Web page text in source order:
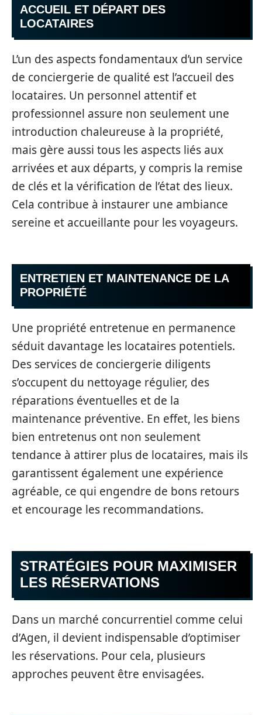
ACCUEIL ET DÉPART DES
LOCATAIRES
L’un des aspects fondamentaux d’un service
de conciergerie de qualité est l’accueil des
locataires. Un personnel attentif et
professionnel assure non seulement une
introduction chaleureuse à la propriété,
mais gère aussi tous les aspects liés aux
arrivées et aux départs, y compris la remise
de clés et la vérification de l’état des lieux.
Cela contribue à instaurer une ambiance
sereine et accueillante pour les voyageurs.
ENTRETIEN ET MAINTENANCE DE LA
PROPRIÉTÉ
Une propriété entretenue en permanence
séduit davantage les locataires potentiels.
Des services de conciergerie diligents
s’occupent du nettoyage régulier, des
réparations éventuelles et de la
maintenance préventive. En effet, les biens
bien entretenus ont non seulement
tendance à attirer plus de locataires, mais ils
garantissent également une expérience
agréable, ce qui engendre de bons retours
et encourage les recommandations.
STRATÉGIES POUR MAXIMISER
LES RÉSERVATIONS
Dans un marché concurrentiel comme celui
d’Agen, il devient indispensable d’optimiser
les réservations. Pour cela, plusieurs
approches peuvent être envisagées.